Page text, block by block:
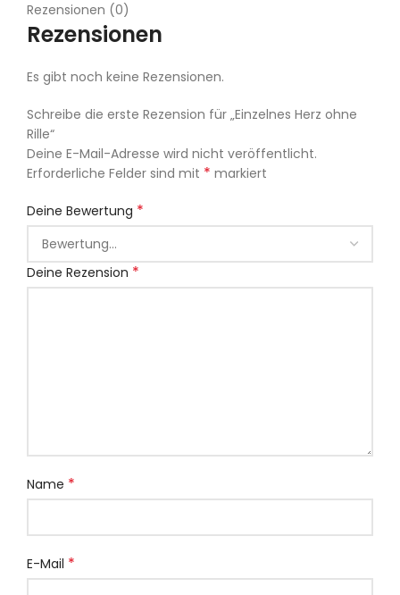
Rezensionen (0)
Rezensionen
Es gibt noch keine Rezensionen.
Schreibe die erste Rezension für „Einzelnes Herz ohne
Rille“
Deine E-Mail-Adresse wird nicht veröffentlicht.
Erforderliche Felder sind mit * markiert
Deine Bewertung *
Deine Rezension *
Name *
E-Mail *